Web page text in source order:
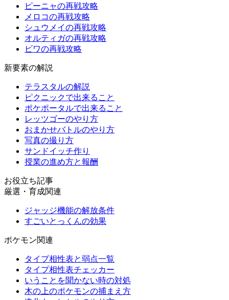
ピーニャの再戦攻略
メロコの再戦攻略
シュウメイの再戦攻略
オルティガの再戦攻略
ビワの再戦攻略
新要素の解説
テラスタルの解説
ピクニックで出来ること
ポケポータルで出来ること
レッツゴーのやり方
おまかせバトルのやり方
写真の撮り方
サンドイッチ作り
授業の進め方と報酬
お役立ち記事
厳選・育成関連
ジャッジ機能の解放条件
すごいとっくんの効果
ポケモン関連
タイプ相性表と弱点一覧
タイプ相性表チェッカー
いうことを聞かない時の対処
木の上のポケモンの捕まえ方